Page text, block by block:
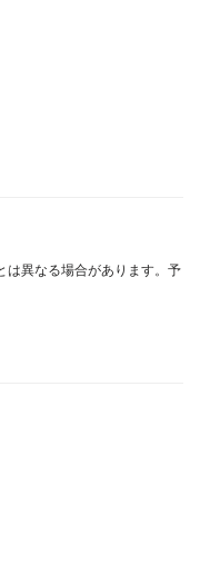
は異なる場合があります。予